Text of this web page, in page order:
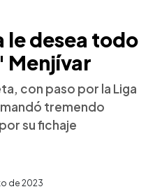
le desea todo
Menjívar
con paso por la Liga
tremendo
su fichaje
de 2023